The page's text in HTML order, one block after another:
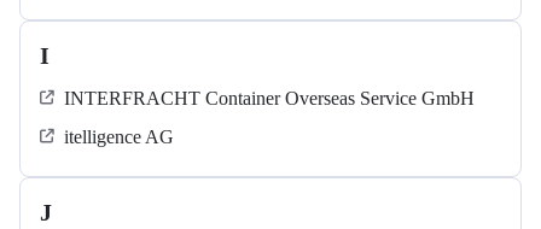
I
INTERFRACHT Container Overseas Service GmbH
itelligence AG
J